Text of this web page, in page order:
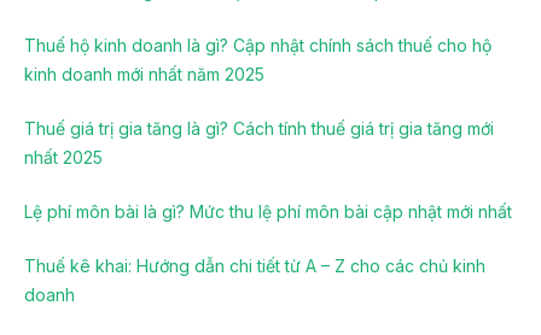
Thuế hộ kinh doanh là gì? Cập nhật chính sách thuế cho hộ
kinh doanh mới nhất năm 2025
Thuế giá trị gia tăng là gì? Cách tính thuế giá trị gia tăng mới
nhất 2025
Lệ phí môn bài là gì? Mức thu lệ phí môn bài cập nhật mới nhất
Thuế kê khai: Hướng dẫn chi tiết từ A – Z cho các chủ kinh
doanh